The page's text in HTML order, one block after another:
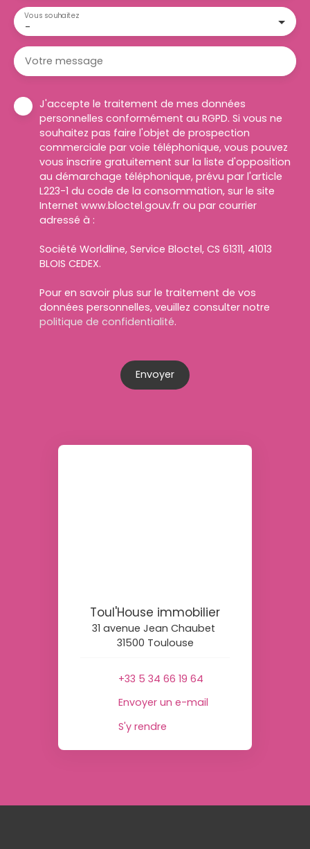
-
Vous souhaitez
Votre message
J'accepte le traitement de mes données
personnelles conformément au RGPD. Si vous ne
souhaitez pas faire l'objet de prospection
commerciale par voie téléphonique, vous pouvez
vous inscrire gratuitement sur la liste d'opposition
au démarchage téléphonique, prévu par l'article
L223-1 du code de la consommation, sur le site
Internet www.bloctel.gouv.fr ou par courrier
adressé à :
Société Worldline, Service Bloctel, CS 61311, 41013
BLOIS CEDEX.
Pour en savoir plus sur le traitement de vos
données personnelles, veuillez consulter notre
politique de confidentialité.
Envoyer
Toul'House immobilier
31 avenue Jean Chaubet
31500 Toulouse
+33 5 34 66 19 64
Envoyer un e-mail
S'y rendre